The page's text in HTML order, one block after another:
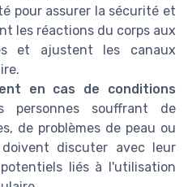
pour assurer la sécurité et
les réactions du corps aux
et ajustent les canaux
en cas de conditions
personnes souffrant de
de problèmes de peau ou
discuter avec leur
liés à l'utilisation